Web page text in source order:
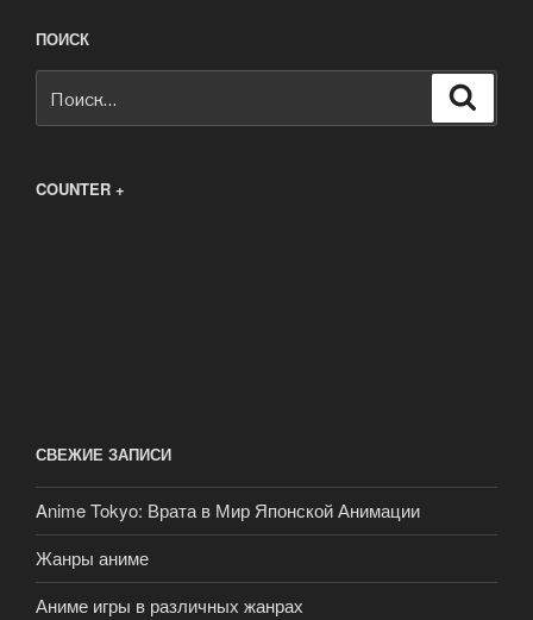
ПОИСК
COUNTER +
СВЕЖИЕ ЗАПИСИ
Anime Tokyo: Врата в Мир Японской Анимации
Жанры аниме
Аниме игры в различных жанрах